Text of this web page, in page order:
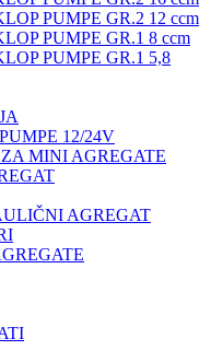
PUMPE GR.2 12 ccm
PUMPE GR.1 8 ccm
PUMPE GR.1 5,8
12/24V
MINI AGREGATE
AGREGAT